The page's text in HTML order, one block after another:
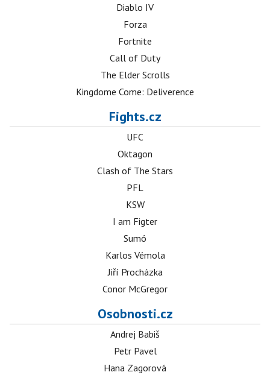
Diablo IV
Forza
Fortnite
Call of Duty
The Elder Scrolls
Kingdome Come: Deliverence
Fights.cz
UFC
Oktagon
Clash of The Stars
PFL
KSW
I am Figter
Sumó
Karlos Vémola
Jiří Procházka
Conor McGregor
Osobnosti.cz
Andrej Babiš
Petr Pavel
Hana Zagorová